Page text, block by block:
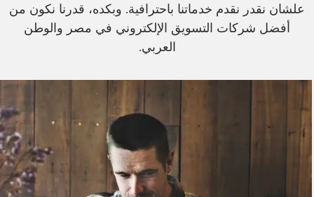
علشان نقدر نقدم خدماتنا باحترافية. وبكده، قدرنا نكون من
أفضل شركات التسويق الإلكتروني في مصر والوطن
العربي.